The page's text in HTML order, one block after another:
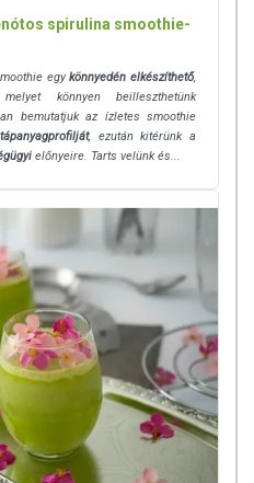
spirulina smoothie-
egykönnyedén elkészíthető,
könnyen beilleszthetünk
bemutatjuk az ízletes smoothie
, ezután kitérünk a
előnyeire. Tarts velünk és...